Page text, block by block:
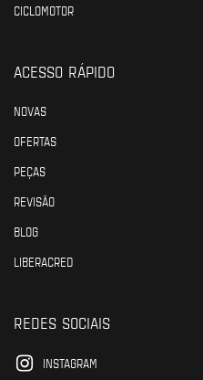
CICLOMOTOR
ACESSO RÁPIDO
NOVAS
OFERTAS
PEÇAS
REVISÃO
BLOG
LIBERACRED
REDES SOCIAIS
INSTAGRAM